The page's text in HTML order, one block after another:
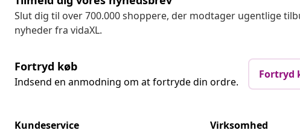
Slut dig til over 700.000 shoppere, der modtager ugentlige
nyheder fra vidaXL.
Fortryd køb
Indsend en anmodning om at fortryde din ordre.
Fortryd
Kundeservice
Virksomhed